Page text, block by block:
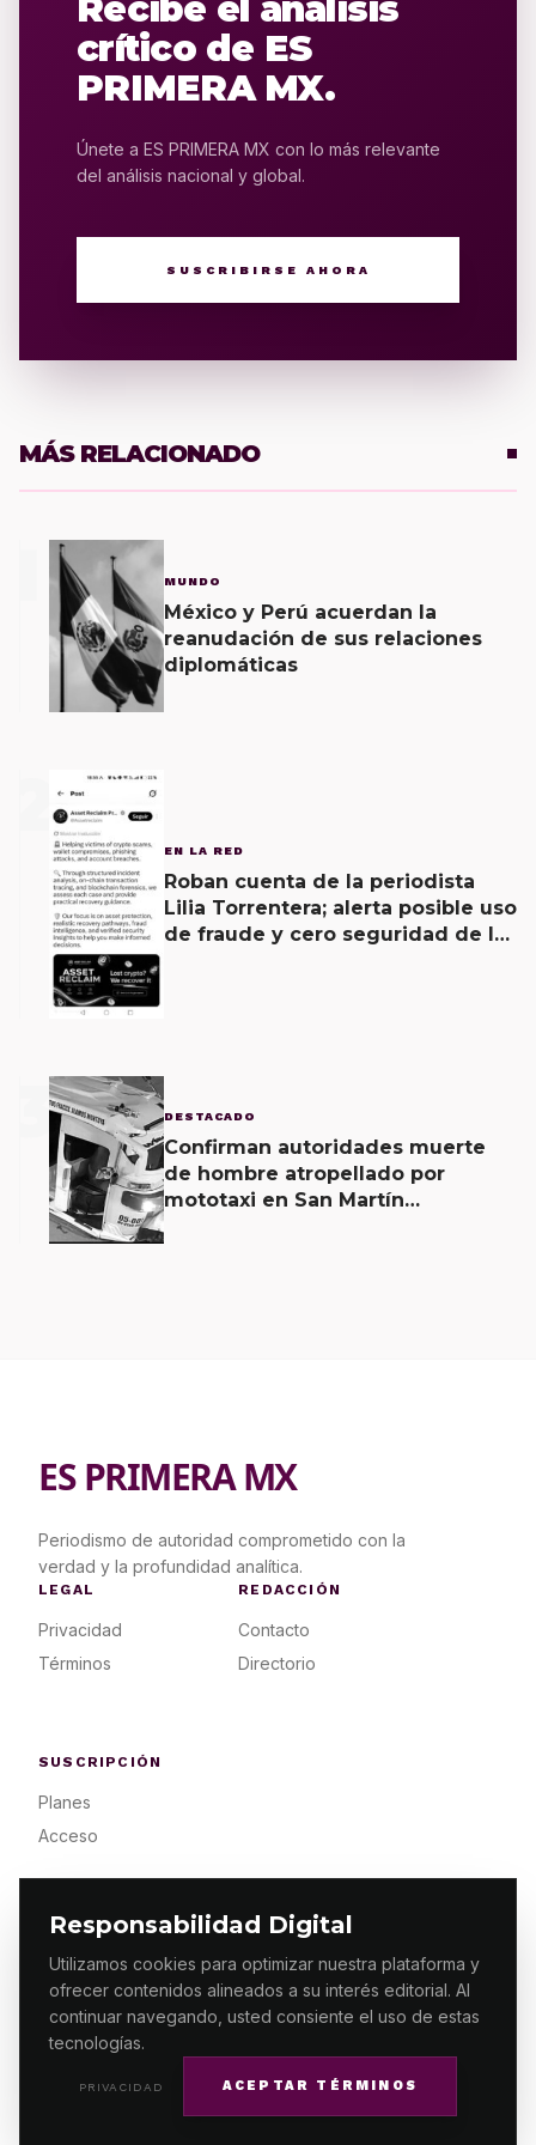
Responsabilidad Digital
Utilizamos cookies para optimizar nuestra plataforma y
ofrecer contenidos alineados a su interés editorial. Al
continuar navegando, usted consiente el uso de estas
tecnologías.
PRIVACIDAD ACEPTAR TÉRMINOS
crítico de ES
PRIMERA MX.
Únete a ES PRIMERA MX con lo más relevante
del análisis nacional y global.
SUSCRIBIRSE AHORA
MÁS RELACIONADO
MUNDO
México y Perú acuerdan la
reanudación de sus relaciones
diplomáticas
2
EN LA RED
Roban cuenta de la periodista
Lilia Torrentera; alerta posible uso
de fraude y cero seguridad de la
3 DESTACADO
Confirman autoridades muerte
de hombre atropellado por
mototaxi en San Martín
ES PRIMERA MX
Periodismo de autoridad comprometido con la
verdad y la profundidad analítica.
LEGAL
Privacidad
Términos
REDACCIÓN
Contacto
Directorio
SUSCRIPCIÓN
Planes
Acceso
© 2026 ES PRIMERA MX. ALGUNOS DERECHOS
RESERVADOS / DESIGNMAKING.MX